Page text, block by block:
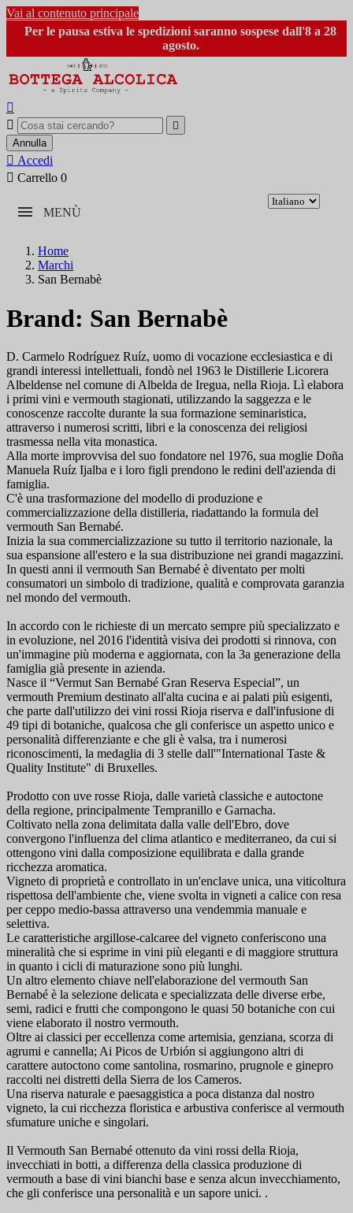
Vai al contenuto principale
Per le pausa estiva le spedizioni saranno sospese dall'8 a 28
agosto.



Annulla
 Accedi
 Carrello 0
MENÙ
Home
Marchi
San Bernabè
Brand: San Bernabè
D. Carmelo Rodríguez Ruíz, uomo di vocazione ecclesiastica e di
grandi interessi intellettuali, fondò nel 1963 le Distillerie Licorera
Albeldense nel comune di Albelda de Iregua, nella Rioja. Lì elabora
i primi vini e vermouth stagionati, utilizzando la saggezza e le
conoscenze raccolte durante la sua formazione seminaristica,
attraverso i numerosi scritti, libri e la conoscenza dei religiosi
trasmessa nella vita monastica.
Alla morte improvvisa del suo fondatore nel 1976, sua moglie Doña
Manuela Ruíz Ijalba e i loro figli prendono le redini dell'azienda di
famiglia.
C'è una trasformazione del modello di produzione e
commercializzazione della distilleria, riadattando la formula del
vermouth San Bernabé.
Inizia la sua commercializzazione su tutto il territorio nazionale, la
sua espansione all'estero e la sua distribuzione nei grandi magazzini.
In questi anni il vermouth San Bernabé è diventato per molti
consumatori un simbolo di tradizione, qualità e comprovata garanzia
nel mondo del vermouth.
In accordo con le richieste di un mercato sempre più specializzato e
in evoluzione, nel 2016 l'identità visiva dei prodotti si rinnova, con
un'immagine più moderna e aggiornata, con la 3a generazione della
famiglia già presente in azienda.
Nasce il “Vermut San Bernabé Gran Reserva Especial”, un
vermouth Premium destinato all'alta cucina e ai palati più esigenti,
che parte dall'utilizzo dei vini rossi Rioja riserva e dall'infusione di
49 tipi di botaniche, qualcosa che gli conferisce un aspetto unico e
personalità differenziante e che gli è valsa, tra i numerosi
riconoscimenti, la medaglia di 3 stelle dall'"International Taste &
Quality Institute" di Bruxelles.
Prodotto con uve rosse Rioja, dalle varietà classiche e autoctone
della regione, principalmente Tempranillo e Garnacha.
Coltivato nella zona delimitata dalla valle dell'Ebro, dove
convergono l'influenza del clima atlantico e mediterraneo, da cui si
ottengono vini dalla composizione equilibrata e dalla grande
ricchezza aromatica.
Vigneto di proprietà e controllato in un'enclave unica, una viticoltura
rispettosa dell'ambiente che, viene svolta in vigneti a calice con resa
per ceppo medio-bassa attraverso una vendemmia manuale e
selettiva.
Le caratteristiche argillose-calcaree del vigneto conferiscono una
mineralità che si esprime in vini più eleganti e di maggiore struttura
in quanto i cicli di maturazione sono più lunghi.
Un altro elemento chiave nell'elaborazione del vermouth San
Bernabé è la selezione delicata e specializzata delle diverse erbe,
semi, radici e frutti che compongono le quasi 50 botaniche con cui
viene elaborato il nostro vermouth.
Oltre ai classici per eccellenza come artemisia, genziana, scorza di
agrumi e cannella; Ai Picos de Urbión si aggiungono altri di
carattere autoctono come santolina, rosmarino, prugnole e ginepro
raccolti nei distretti della Sierra de los Cameros.
Una riserva naturale e paesaggistica a poca distanza dal nostro
vigneto, la cui ricchezza floristica e arbustiva conferisce al vermouth
sfumature uniche e singolari.
Il Vermouth San Bernabé ottenuto da vini rossi della Rioja,
invecchiati in botti, a differenza della classica produzione di
vermouth a base di vini bianchi base e senza alcun invecchiamento,
che gli conferisce una personalità e un sapore unici. .